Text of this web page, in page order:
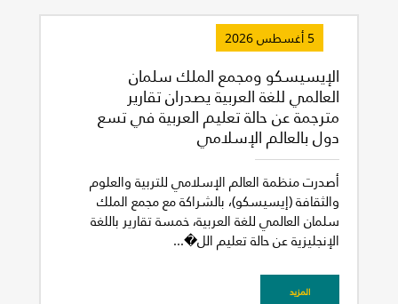
غير راض للغاية
5 أغسطس 2026
الإيسيسكو ومجمع الملك سلمان
العالمي للغة العربية يصدران تقارير
مترجمة عن حالة تعليم العربية في تسع
دول بالعالم الإسلامي
أصدرت منظمة العالم الإسلامي للتربية والعلوم
والثقافة (إيسيسكو)، بالشراكة مع مجمع الملك
سلمان العالمي للغة العربية، خمسة تقارير باللغة
الإنجليزية عن حالة تعليم الل�...
المزيد